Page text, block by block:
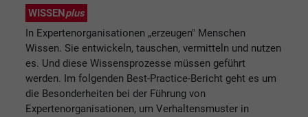
WISSEN plus
In Expertenorganisationen „erzeugen" Menschen
Wissen. Sie entwickeln, tauschen, vermitteln und nutzen
es. Und diese Wissensprozesse müssen geführt
werden. Im folgenden Best-Practice-Bericht geht es um
die Besonderheiten bei der Führung von
Expertenorganisationen, um Verhaltensmuster in